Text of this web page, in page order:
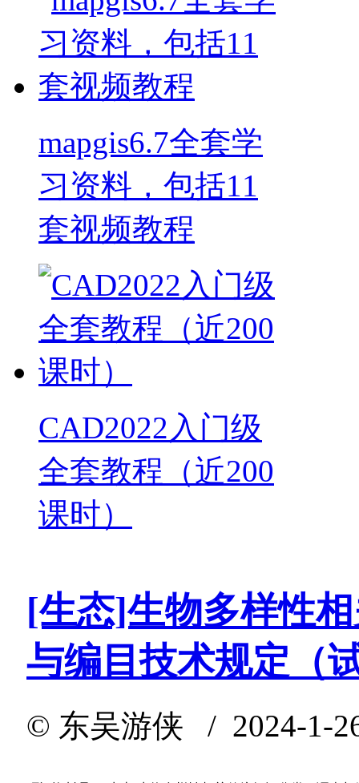
mapgis6.7全套学
习资料，包括11
套视频教程
CAD2022入门级
全套教程（近200
课时）
[生态]生物多样性
与编目技术规定（
© 东吴游侠 / 2024-1-